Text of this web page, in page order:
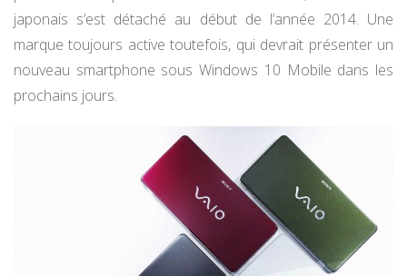
japonais s’est détaché au début de l’année 2014. Une
marque toujours active toutefois, qui devrait présenter un
nouveau smartphone sous Windows 10 Mobile dans les
prochains jours.